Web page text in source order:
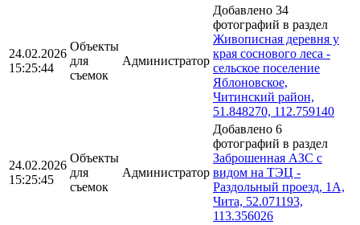
24.02.2026
15:25:44
Объекты
для
съемок
Администратор
Добавлено 34
фотографий в раздел
Живописная деревня у
края соснового леса -
сельское поселение
Яблоновское,
Читинский район,
51.848270, 112.759140
24.02.2026
15:25:45
Объекты
для
съемок
Администратор
Добавлено 6
фотографий в раздел
Заброшенная АЗС с
видом на ТЭЦ -
Раздольный проезд, 1А,
Чита, 52.071193,
113.356026